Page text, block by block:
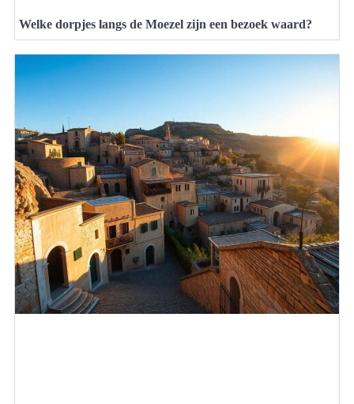
Welke dorpjes langs de Moezel zijn een bezoek waard?